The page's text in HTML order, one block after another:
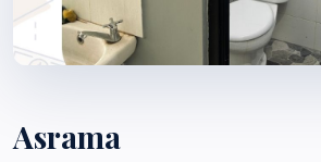
Asrama